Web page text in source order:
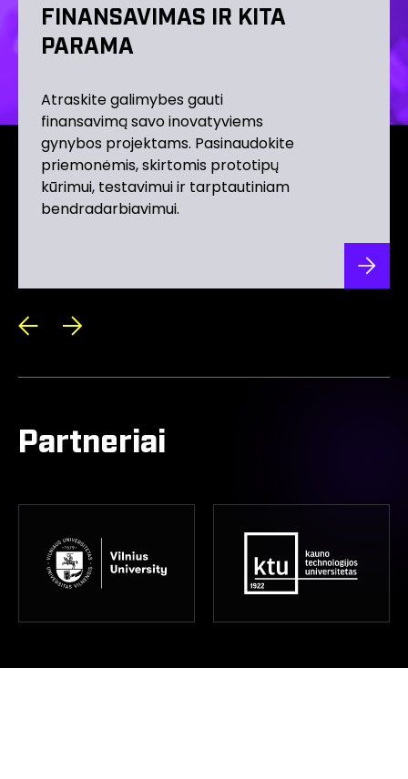
FINANSAVIMAS IR KITA
PARAMA
Atraskite galimybes gauti
finansavimą savo inovatyviems
gynybos projektams. Pasinaudokite
priemonėmis, skirtomis prototipų
kūrimui, testavimui ir tarptautiniam
bendradarbiavimui.
Partneriai